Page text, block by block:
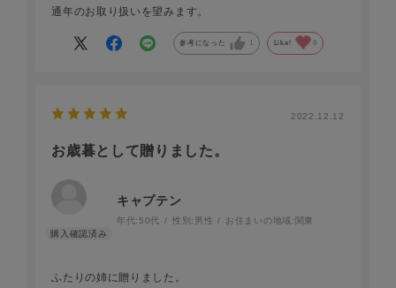
通年のお取り扱いを望みます。
参考になった 1 Like! 0
2022.12.12
お歳暮として贈りました。
キャプテン
年代: 50代 性別: 男性 お住まいの地域: 関東
ふたりの姉に贈りました。